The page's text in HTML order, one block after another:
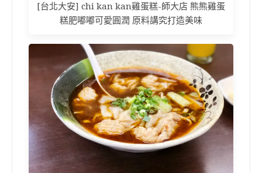
[台北大安] chi kan kan雞蛋糕-師大店 熊熊雞蛋
糕肥嘟嘟可愛圓潤 原料講究打造美味